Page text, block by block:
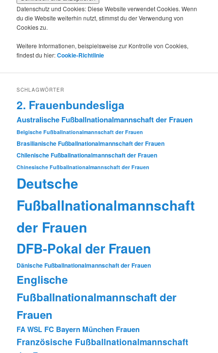
Datenschutz und Cookies: Diese Website verwendet Cookies. Wenn
du die Website weiterhin nutzt, stimmst du der Verwendung von
Cookies zu.
Weitere Informationen, beispielsweise zur Kontrolle von Cookies,
findest du hier:Cookie-Richtlinie
SCHLAGWÖRTER
2. Frauenbundesliga
Australische Fußballnationalmannschaft der Frauen
Belgische Fußballnationalmannschaft der Frauen
Brasilianische Fußballnationalmannschaft der Frauen
Chilenische Fußballnationalmannschaft der Frauen
Chinesische Fußballnationalmannschaft der Frauen
Deutsche
Fußballnationalmannschaft
der Frauen
DFB-Pokal der Frauen
Dänische Fußballnationalmannschaft der Frauen
Englische
Fußballnationalmannschaft der
Frauen
FA WSL FC Bayern München Frauen
Französische Fußballnationalmannschaft